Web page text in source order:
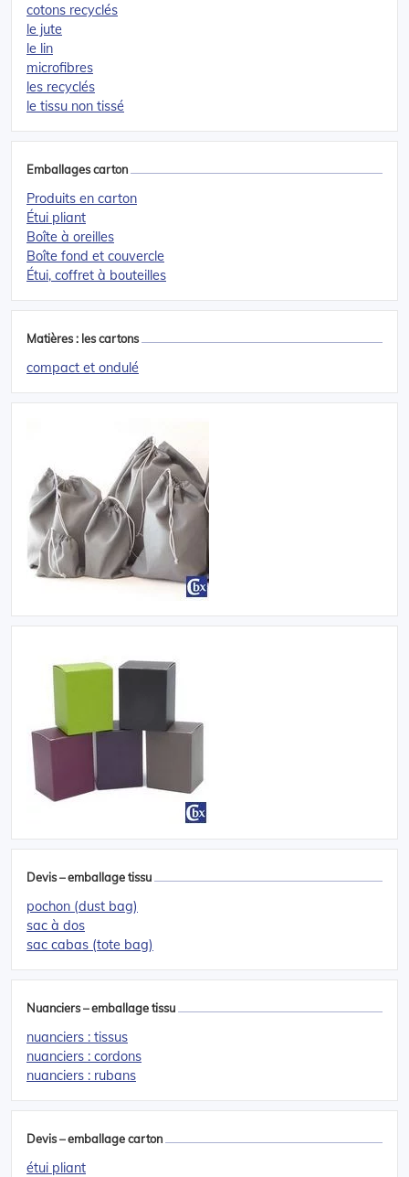
cotons recyclés
le jute
le lin
microfibres
les recyclés
le tissu non tissé
Emballages carton
Produits en carton
Étui pliant
Boîte à oreilles
Boîte fond et couvercle
Étui, coffret à bouteilles
Matières : les cartons
compact et ondulé
Devis – emballage tissu
pochon (dust bag)
sac à dos
sac cabas (tote bag)
Nuanciers – emballage tissu
nuanciers : tissus
nuanciers : cordons
nuanciers : rubans
Devis – emballage carton
étui pliant